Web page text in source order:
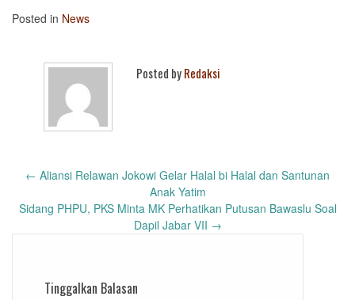
Posted in News
Posted byRedaksi
Post
← Aliansi Relawan Jokowi Gelar Halal bi Halal dan Santunan
Anak Yatim
Sidang PHPU, PKS Minta MK Perhatikan Putusan Bawaslu Soal
Dapil Jabar VII →
Tinggalkan Balasan